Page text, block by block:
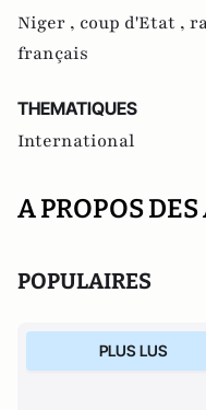
Niger , coup d'Etat ,
français
THEMATIQUES
International
A PROPOS
POPULAIRES
PLUS LUS